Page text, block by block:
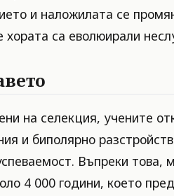
и наложилата се
са еволюирали
на селекция, учените
и биполярно
Въпреки това,
4 000 години, което